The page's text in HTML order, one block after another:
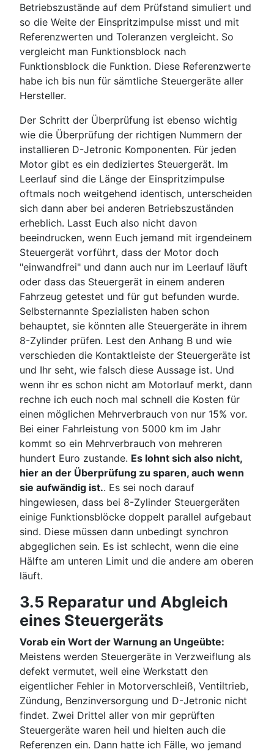
Betriebszustände auf dem Prüfstand simuliert und
so die Weite der Einspritzimpulse misst und mit
Referenzwerten und Toleranzen vergleicht. So
vergleicht man Funktionsblock nach
Funktionsblock die Funktion. Diese Referenzwerte
habe ich bis nun für sämtliche Steuergeräte aller
Hersteller.
Der Schritt der Überprüfung ist ebenso wichtig
wie die Überprüfung der richtigen Nummern der
installieren D-Jetronic Komponenten. Für jeden
Motor gibt es ein dediziertes Steuergerät. Im
Leerlauf sind die Länge der Einspritzimpulse
oftmals noch weitgehend identisch, unterscheiden
sich dann aber bei anderen Betriebszuständen
erheblich. Lasst Euch also nicht davon
beeindrucken, wenn Euch jemand mit irgendeinem
Steuergerät vorführt, dass der Motor doch
"einwandfrei" und dann auch nur im Leerlauf läuft
oder dass das Steuergerät in einem anderen
Fahrzeug getestet und für gut befunden wurde.
Selbsternannte Spezialisten haben schon
behauptet, sie könnten alle Steuergeräte in ihrem
8-Zylinder prüfen. Lest den Anhang B und wie
verschieden die Kontaktleiste der Steuergeräte ist
und Ihr seht, wie falsch diese Aussage ist. Und
wenn ihr es schon nicht am Motorlauf merkt, dann
rechne ich euch noch mal schnell die Kosten für
einen möglichen Mehrverbrauch von nur 15% vor.
Bei einer Fahrleistung von 5000 km im Jahr
kommt so ein Mehrverbrauch von mehreren
hundert Euro zustande. Es lohnt sich also nicht,
hier an der Überprüfung zu sparen, auch wenn
sie aufwändig ist.. Es sei noch darauf
hingewiesen, dass bei 8-Zylinder Steuergeräten
einige Funktionsblöcke doppelt parallel aufgebaut
sind. Diese müssen dann unbedingt synchron
abgeglichen sein. Es ist schlecht, wenn die eine
Hälfte am unteren Limit und die andere am oberen
läuft.
3.5 Reparatur und Abgleich
eines Steuergeräts
Vorab ein Wort der Warnung an Ungeübte:
Meistens werden Steuergeräte in Verzweiflung als
defekt vermutet, weil eine Werkstatt den
eigentlicher Fehler in Motorverschleiß, Ventiltrieb,
Zündung, Benzinversorgung und D-Jetronic nicht
findet. Zwei Drittel aller von mir geprüften
Steuergeräte waren heil und hielten auch die
Referenzen ein. Dann hatte ich Fälle, wo jemand